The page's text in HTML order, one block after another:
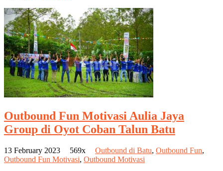
Outbound Fun Motivasi Aulia Jaya
Group di Oyot Coban Talun Batu
13 February 2023 569x Outbound di Batu, Outbound Fun,
Outbound Fun Motivasi, Outbound Motivasi